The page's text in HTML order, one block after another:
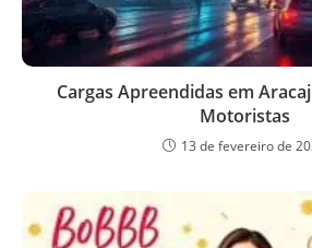
Cargas Apreendidas em
Motoristas
13 de fevereiro de